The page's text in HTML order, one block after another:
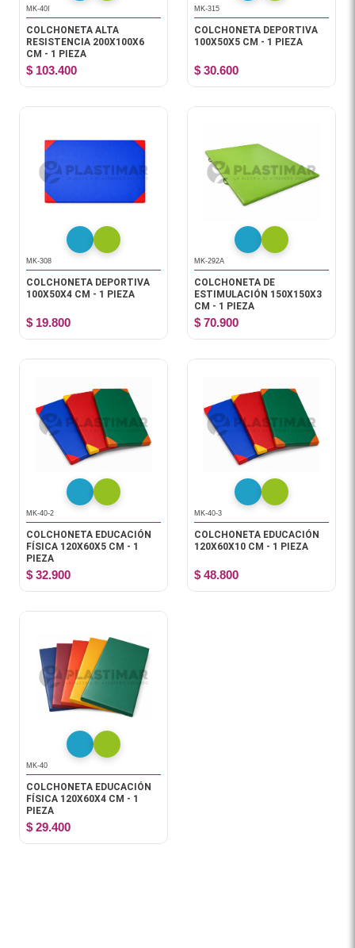
MK-40I
COLCHONETA ALTA
RESISTENCIA 200X100X6
CM - 1 PIEZA
$ 103.400
MK-315
COLCHONETA DEPORTIVA
100X50X5 CM - 1 PIEZA
$ 30.600
MK-308
COLCHONETA DEPORTIVA
100X50X4 CM - 1 PIEZA
$ 19.800
MK-292A
COLCHONETA DE
ESTIMULACIÓN 150X150X3
CM - 1 PIEZA
$ 70.900
MK-40-2
COLCHONETA EDUCACIÓN
FÍSICA 120X60X5 CM - 1
PIEZA
$ 32.900
MK-40-3
COLCHONETA EDUCACIÓN
120X60X10 CM - 1 PIEZA
$ 48.800
MK-40
COLCHONETA EDUCACIÓN
FÍSICA 120X60X4 CM - 1
PIEZA
$ 29.400